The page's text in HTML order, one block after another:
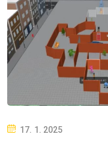
P
17. 1. 2025